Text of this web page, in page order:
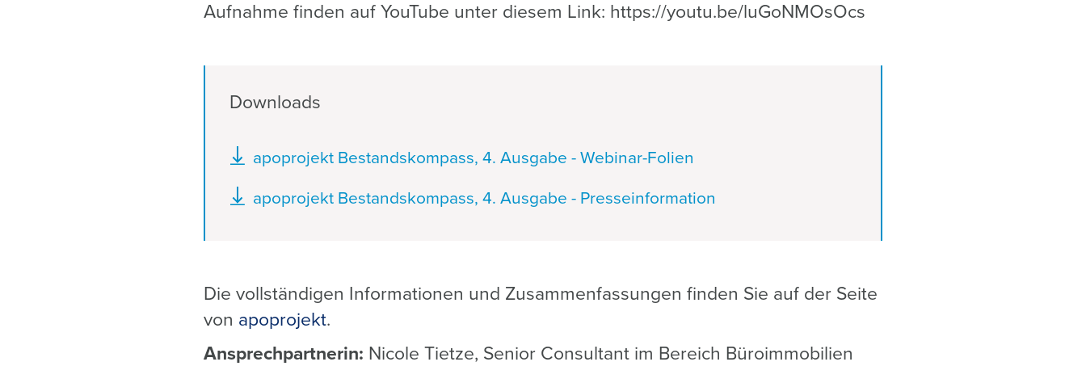
Aufnahme finden auf YouTube unter diesem Link: https://youtu.be/luGoNMOsOcs
Downloads
Document
apoprojekt Bestandskompass, 4. Ausgabe - Webinar-Folien
Document
apoprojekt Bestandskompass, 4. Ausgabe - Presseinformation
Die vollständigen Informationen und Zusammenfassungen finden Sie auf der Seite
von apoprojekt.
Ansprechpartnerin: Nicole Tietze, Senior Consultant im Bereich Büroimmobilien